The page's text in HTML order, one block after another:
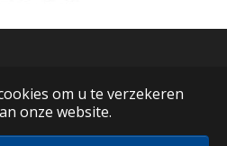
om u te verzekeren
onze website.